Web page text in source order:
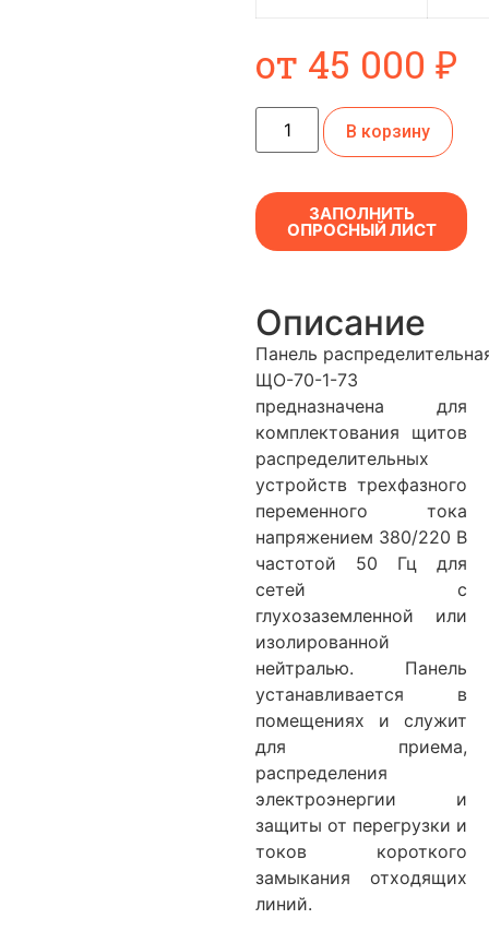
от 45 000 ₽
В корзину
ЗАПОЛНИТЬ
ОПРОСНЫЙ ЛИСТ
Описание
Панель
ЩО-70-1-73
предназначена для
комплектования щитов
распределительных
устройств трехфазного
переменного тока
напряжением 380/220 В
частотой 50 Гц для
сетей с
глухозаземленной или
изолированной
нейтралью. Панель
устанавливается в
помещениях и служит
для приема,
распределения
электроэнергии и
защиты от перегрузки и
токов короткого
замыкания отходящих
линий.